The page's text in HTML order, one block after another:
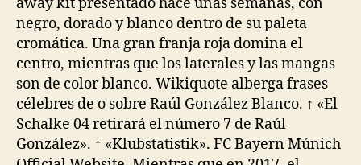
negro, dorado y blanco dentro de su paleta
cromática. Una gran franja roja domina el
centro, mientras que los laterales y las mangas
son de color blanco. Wikiquote alberga frases
célebres de o sobre Raúl González Blanco. ↑ «El
Schalke 04 retirará el número 7 de Raúl
González». ↑ «Klubstatistik». FC Bayern Múnich